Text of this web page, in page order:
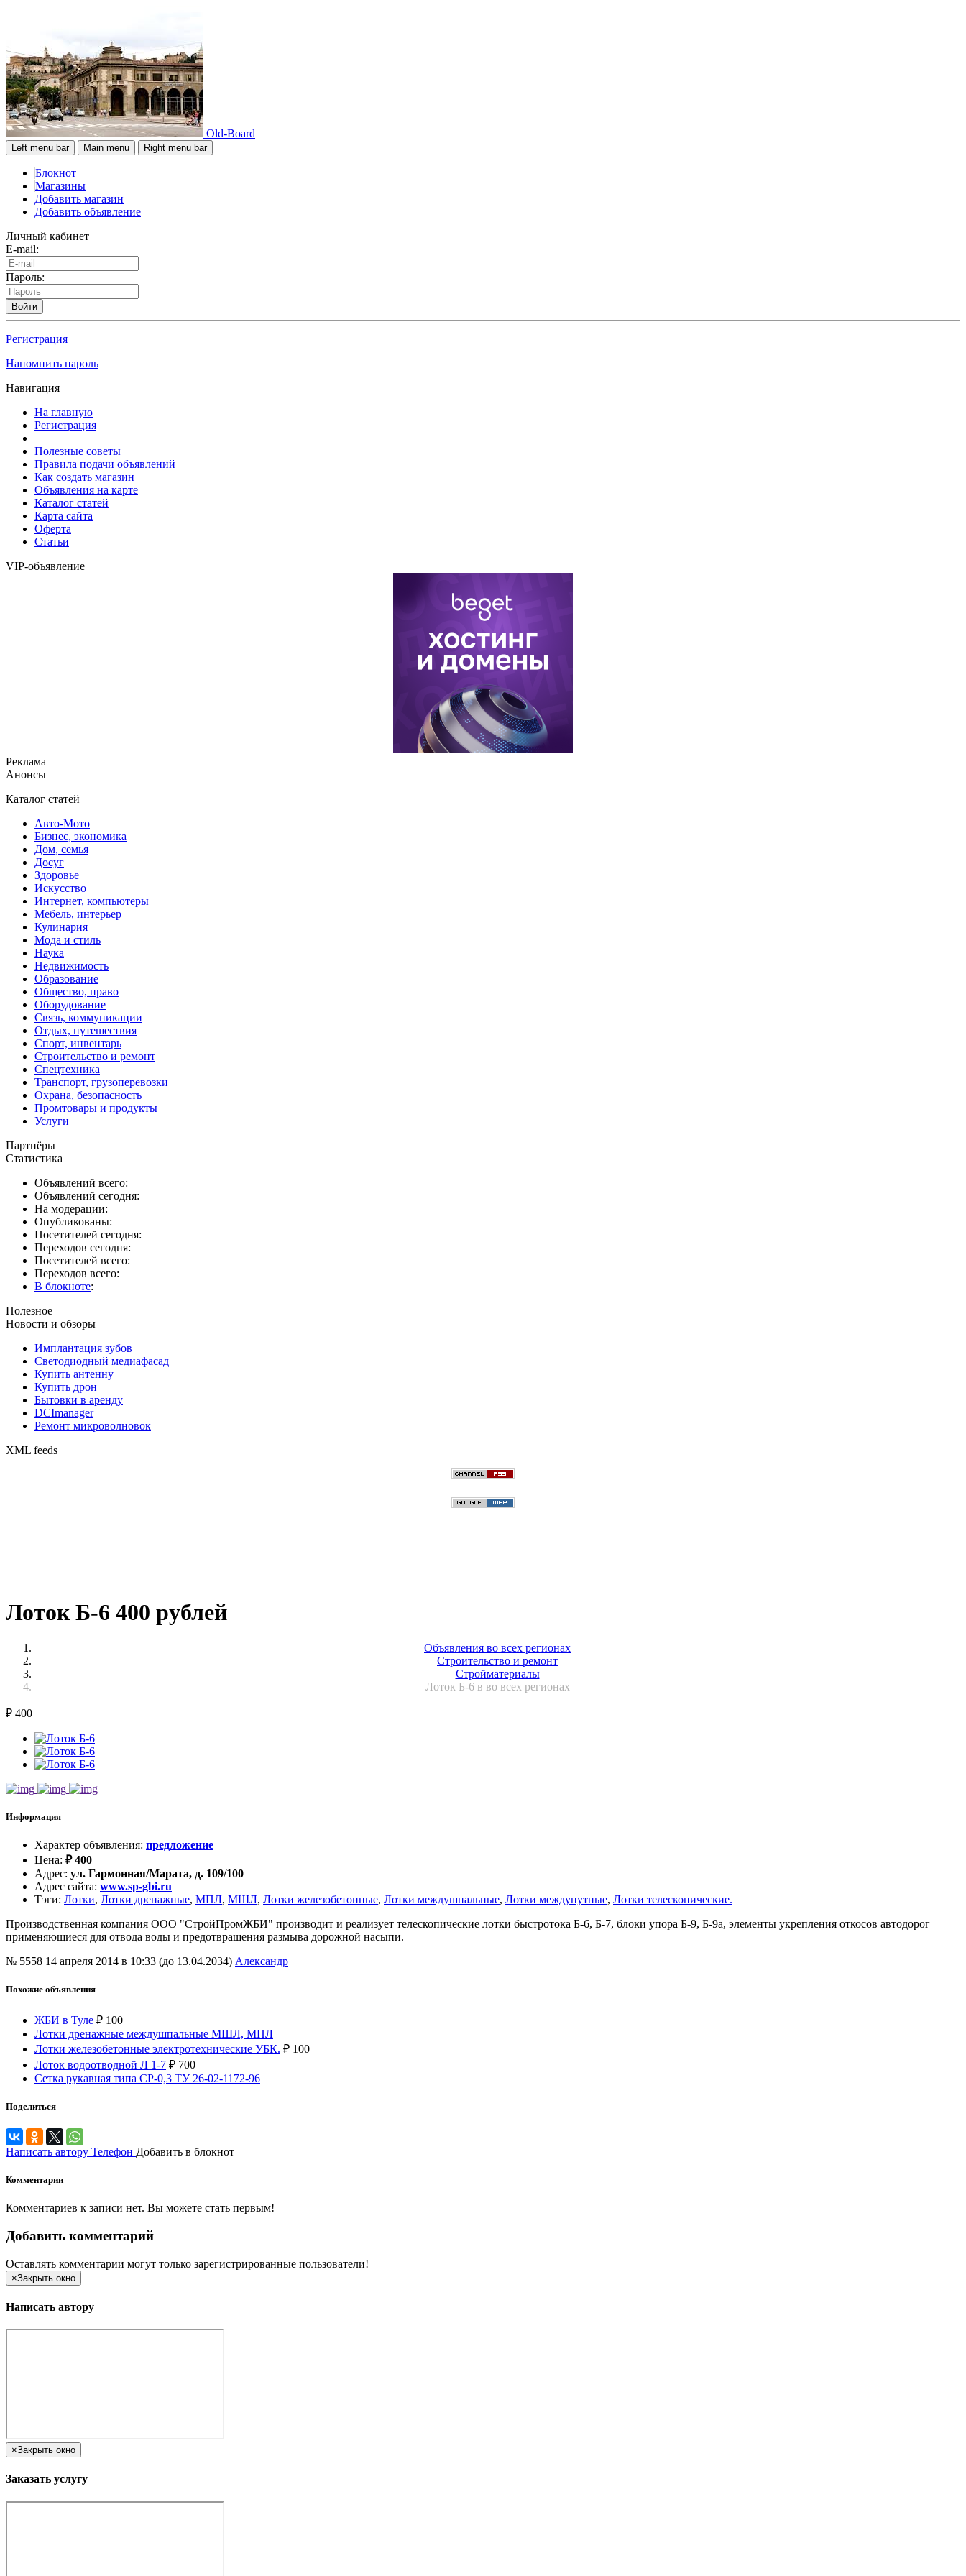
Old-Board
Left menu bar Main menu Right menu bar
Блокнот
Магазины
Добавить магазин
Добавить объявление
Личный кабинет
E-mail:
Пароль:
Войти
Регистрация
Напомнить пароль
Навигация
На главную
Регистрация
Полезные советы
Правила подачи объявлений
Как создать магазин
Объявления на карте
Каталог статей
Карта сайта
Оферта
Статьи
VIP-объявление
Реклама
Анонсы
Каталог статей
Авто-Мото
Бизнес, экономика
Дом, семья
Досуг
Здоровье
Искусство
Интернет, компьютеры
Мебель, интерьер
Кулинария
Мода и стиль
Наука
Недвижимость
Образование
Общество, право
Оборудование
Связь, коммуникации
Отдых, путешествия
Спорт, инвентарь
Строительство и ремонт
Спецтехника
Транспорт, грузоперевозки
Охрана, безопасность
Промтовары и продукты
Услуги
Партнёры
Статистика
Объявлений всего:
Объявлений сегодня:
На модерации:
Опубликованы:
Посетителей сегодня:
Переходов сегодня:
Посетителей всего:
Переходов всего:
В блокноте:
Полезное
Новости и обзоры
Имплантация зубов
Светодиодный медиафасад
Купить антенну
Купить дрон
Бытовки в аренду
DCImanager
Ремонт микроволновок
XML feeds
Лоток Б-6 400 рублей
Объявления во всех регионах
Строительство и ремонт
Стройматериалы
Лоток Б-6 в во всех регионах
₽ 400
Информация
Характер объявления: предложение
Цена: ₽400
Адрес: ул. Гармонная/Марата, д. 109/100
Адрес сайта: www.sp-gbi.ru
Тэги: Лотки, Лотки дренажные, МПЛ, МШЛ, Лотки железобетонные, Лотки междушпальные, Лотки междупутные, Лотки телескопические.
Производственная компания ООО "СтройПромЖБИ" производит и реализует телескопические лотки быстротока Б-6, Б-7, блоки упора Б-9, Б-9а, элементы укрепления откосов автодорог
применяющиеся для отвода воды и предотвращения размыва дорожной насыпи.
№ 5558 14 апреля 2014 в 10:33 (до 13.04.2034) Александр
Похожие объявления
ЖБИ в Туле ₽ 100
Лотки дренажные междушпальные МШЛ, МПЛ
Лотки железобетонные электротехнические УБК. ₽ 100
Лоток водоотводной Л 1-7 ₽ 700
Сетка рукавная типа СР-0,3 ТУ 26-02-1172-96
Поделиться
Написать автору Телефон Добавить в блокнот
Комментарии
Комментариев к записи нет. Вы можете стать первым!
Добавить комментарий
Оставлять комментарии могут только зарегистрированные пользователи!
×Закрыть окно
Написать автору
×Закрыть окно
Заказать услугу